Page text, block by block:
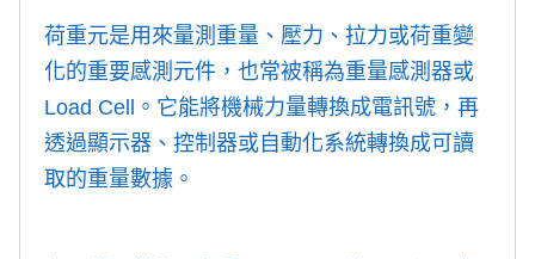
荷重元是用來量測重量、壓力、拉力或荷重變
化的重要感測元件，也常被稱為重量感測器或
Load Cell。它能將機械力量轉換成電訊號，再
透過顯示器、控制器或自動化系統轉換成可讀
取的重量數據。